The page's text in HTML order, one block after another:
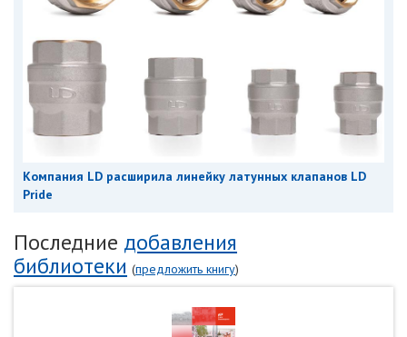
Компания LD расширила линейку латунных клапанов LD
Pride
Последние добавления
библиотеки (предложить книгу)